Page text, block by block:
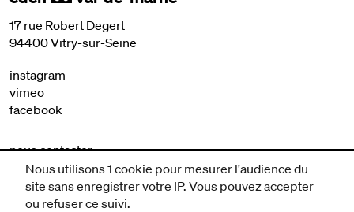
17 rue Robert Degert
94400 Vitry-sur-Seine
instagram
vimeo
facebook
nous contacter
mentions légales et CGV
politique de protection des données
Nous utilisons 1 cookie pour mesurer l'audience du
site sans enregistrer votre IP. Vous pouvez accepter
ou refuser ce suivi.